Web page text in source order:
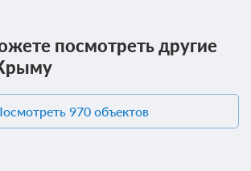
питания
посмотреть другие
970 объектов